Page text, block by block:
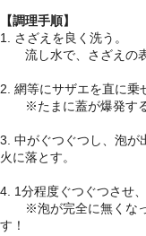
【調理手順】
1. さざえを良く洗う。
流し水で、さざえの表
2. 網等にサザエを直に乗
※たまに蓋が爆発する
3. 中がぐつぐつし、泡が
火に落とす。
4. 1分程度ぐつぐつさせ
※泡が完全に無くなっ
す！